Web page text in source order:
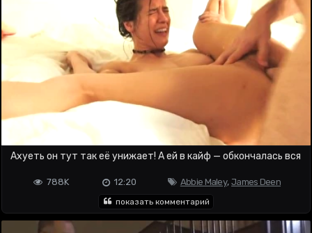
Ахуеть он тут так её унижает! А ей в кайф — обкончалась вся
Abbie Maley,James Deen
12:20
788K
показать комментарий